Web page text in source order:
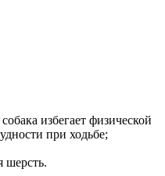
избегает физической
при ходьбе;
шерсть.